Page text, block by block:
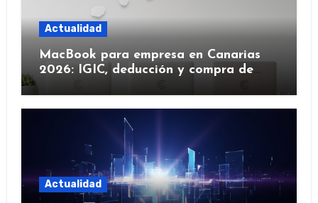
Actualidad
MacBook para empresa en Canarias
2026: IGIC, deducción y compra de
Actualidad